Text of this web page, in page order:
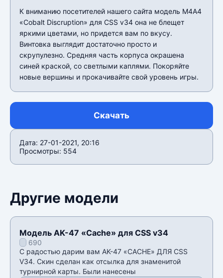
К вниманию посетителей нашего сайта модель М4А4
«Cobalt Discruption» для CSS v34 она не блещет
яркими цветами, но придется вам по вкусу.
Винтовка выглядит достаточно просто и
скрупулезно. Средняя часть корпуса окрашена
синей краской, со светлыми каплями. Покоряйте
новые вершины и прокачивайте свой уровень игры.
Скачать
Дата: 27-01-2021, 20:16
Просмотры: 554
Другие модели
Модель AK-47 «Cache» для CSS v34
690
С радостью дарим вам AK-47 «CACHE» ДЛЯ CSS
V34. Скин сделан как отсылка для знаменитой
турнирной карты. Были нанесены